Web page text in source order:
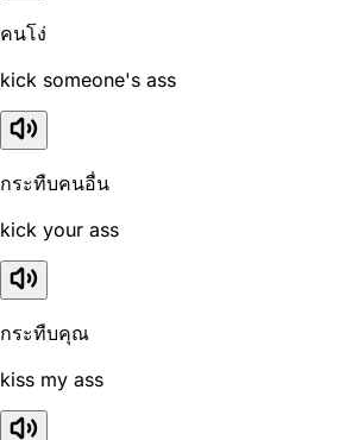
คนโง่
kick someone's ass
กระทืบคนอื่น
kick your ass
กระทืบคุณ
kiss my ass